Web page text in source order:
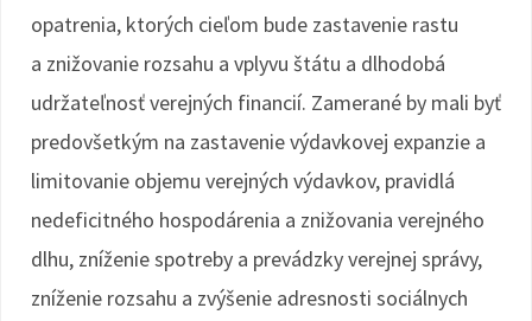
opatrenia, ktorých cieľom bude zastavenie rastu
a znižovanie rozsahu a vplyvu štátu a dlhodobá
udržateľnosť verejných financií. Zamerané by mali byť
predovšetkým na zastavenie výdavkovej expanzie a
limitovanie objemu verejných výdavkov, pravidlá
nedeficitného hospodárenia a znižovania verejného
dlhu, zníženie spotreby a prevádzky verejnej správy,
zníženie rozsahu a zvýšenie adresnosti sociálnych